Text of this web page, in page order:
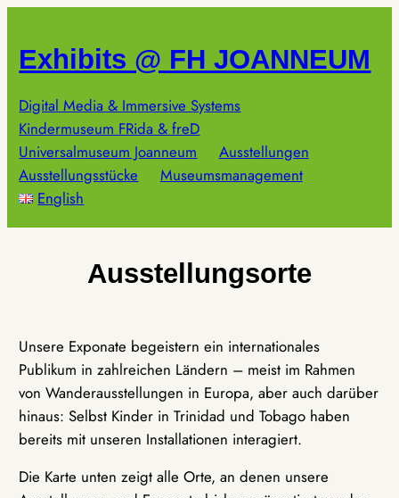
springen
Exhibits @ FH JOANNEUM
Digital Media & Immersive Systems
Kindermuseum FRida & freD
Universalmuseum Joanneum
Ausstellungen
Ausstellungsstücke
Museumsmanagement
English
Ausstellungsorte
Unsere Exponate begeistern ein internationales
Publikum in zahlreichen Ländern – meist im Rahmen
von Wanderausstellungen in Europa, aber auch darüber
hinaus: Selbst Kinder in Trinidad und Tobago haben
bereits mit unseren Installationen interagiert.
Die Karte unten zeigt alle Orte, an denen unsere